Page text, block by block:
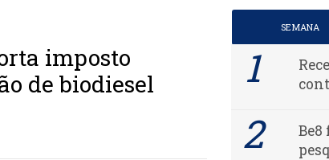
imposto
de biodiesel
SEMANA
Be8